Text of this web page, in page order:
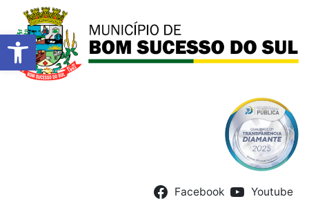
Barra de Ferramentas
Facebook Youtube